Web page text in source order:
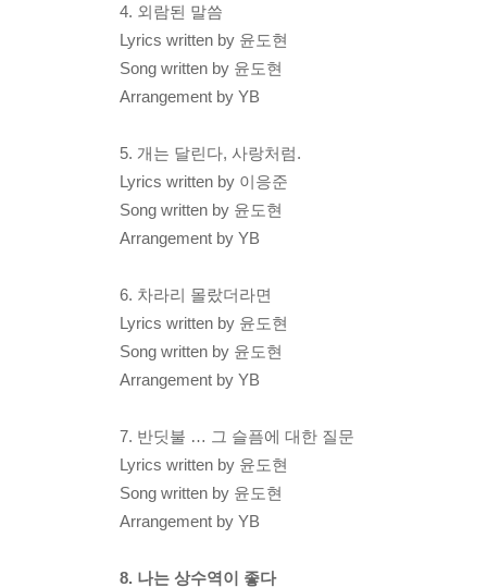
4. 외람된 말씀
Lyrics written by 윤도현
Song written by 윤도현
Arrangement by YB
5. 개는 달린다, 사랑처럼.
Lyrics written by 이응준
Song written by 윤도현
Arrangement by YB
6. 차라리 몰랐더라면
Lyrics written by 윤도현
Song written by 윤도현
Arrangement by YB
7. 반딧불 … 그 슬픔에 대한 질문
Lyrics written by 윤도현
Song written by 윤도현
Arrangement by YB
8. 나는 상수역이 좋다